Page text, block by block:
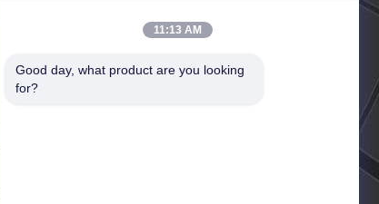
11:13 AM
Good day, what product are you looking
for?